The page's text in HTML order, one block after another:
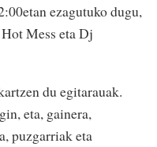
ezagutuko dugu,
Mess eta Dj
du egitarauak.
eta, gainera,
puzgarriak eta